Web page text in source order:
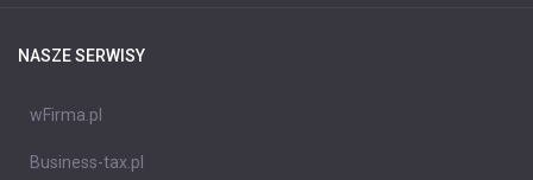
NASZE SERWISY
wFirma.pl
Business-tax.pl